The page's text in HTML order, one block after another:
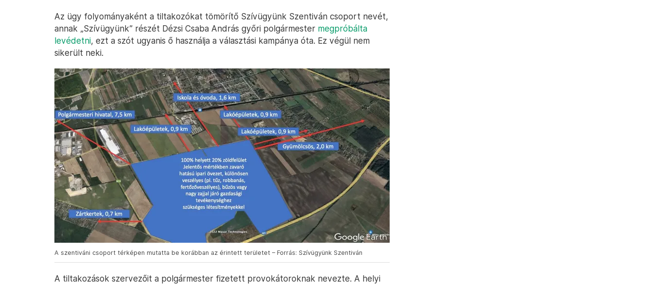
Az ügy folyományaként a tiltakozókat tömörítő Szívügyünk Szentiván csoport nevét,
annak „Szívügyünk” részét Dézsi Csaba András győri polgármester megpróbálta
levédetni, ezt a szót ugyanis ő használja a választási kampánya óta. Ez végül nem
sikerült neki.
A szentiváni csoport térképen mutatta be korábban az érintett területet – Forrás: Szívügyünk Szentiván
A tiltakozások szervezőit a polgármester fizetett provokátoroknak nevezte. A helyi